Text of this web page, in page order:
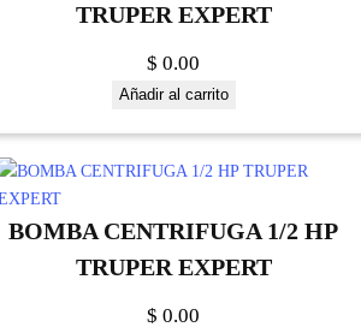
TRUPER EXPERT
$ 0.00
Añadir al carrito
BOMBA CENTRIFUGA 1/2 HP
TRUPER EXPERT
$ 0.00